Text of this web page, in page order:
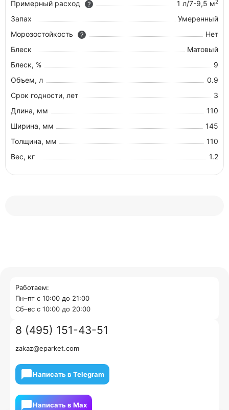
Примерный расход
? 1 л/7-9,5 м2
Запах
Умеренный
Морозостойкость
?
Нет
Блеск
Матовый
Блеск, %
9
Объем, л
0.9
Срок годности, лет
3
Длина, мм
110
Ширина, мм
145
Толщина, мм
110
Вес, кг
1.2
Работаем:
Пн–пт с 10:00 до 21:00
Cб–вс с 10:00 до 20:00
8 (495) 151-43-51
zakaz@eparket.com
Написать в Telegram
Написать в Мах